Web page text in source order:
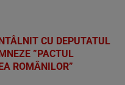
CU DEPUTATUL
”PACTUL
ROMÂNILOR”